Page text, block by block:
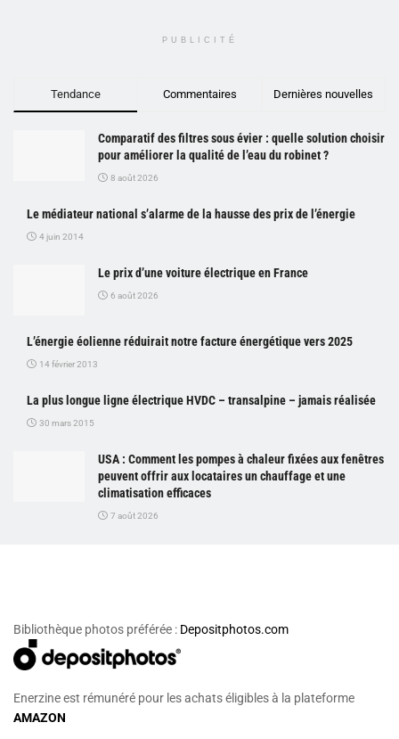
PUBLICITÉ
Tendance Commentaires Dernières nouvelles
Comparatif des filtres sous évier : quelle solution choisir
pour améliorer la qualité de l’eau du robinet ?
8 août 2026
Le médiateur national s’alarme de la hausse des prix de l’énergie
4 juin 2014
Le prix d’une voiture électrique en France
6 août 2026
L’énergie éolienne réduirait notre facture énergétique vers 2025
14 février 2013
La plus longue ligne électrique HVDC – transalpine – jamais réalisée
30 mars 2015
USA : Comment les pompes à chaleur fixées aux fenêtres
peuvent offrir aux locataires un chauffage et une
climatisation efficaces
7 août 2026
Bibliothèque photos préférée : Depositphotos.com
Enerzine est rémunéré pour les achats éligibles à la plateforme
AMAZON